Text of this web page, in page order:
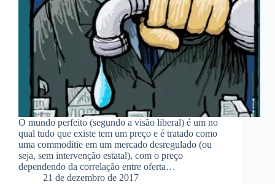
O mundo perfeito (segundo a visão liberal) é um no
qual tudo que existe tem um preço e é tratado como
uma commoditie em um mercado desregulado (ou
seja, sem intervenção estatal), com o preço
dependendo da correlação entre oferta…
21 de dezembro de 2017